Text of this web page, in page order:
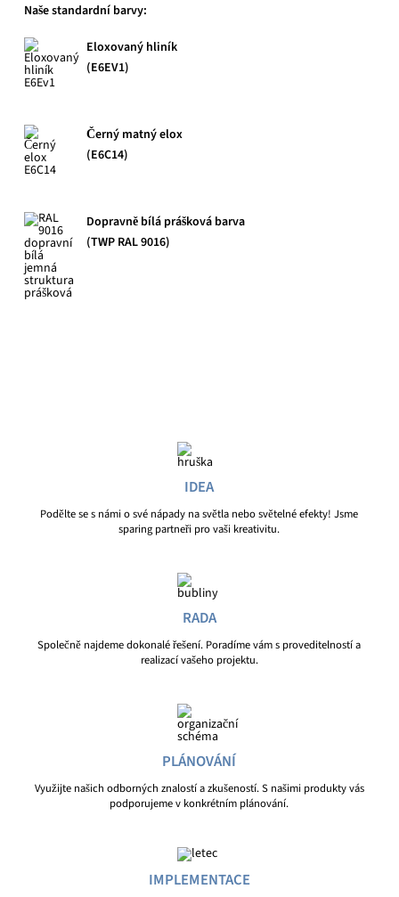
Naše standardní barvy:
Eloxovaný hliník
(E6EV1)
Černý matný elox
(E6C14)
Dopravně bílá prášková barva
(TWP RAL 9016)
IDEA
Podělte se s námi o své nápady na světla nebo světelné efekty! Jsme
sparing partneři pro vaši kreativitu.
RADA
Společně najdeme dokonalé řešení. Poradíme vám s proveditelností a
realizací vašeho projektu.
PLÁNOVÁNÍ
Využijte našich odborných znalostí a zkušeností. S našimi produkty vás
podporujeme v konkrétním plánování.
IMPLEMENTACE